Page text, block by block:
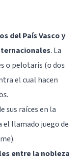
del País Vasco y
. La
o pelotaris (o dos
el cual hacen
sus raíces en la
el llamado juego de
entre la nobleza